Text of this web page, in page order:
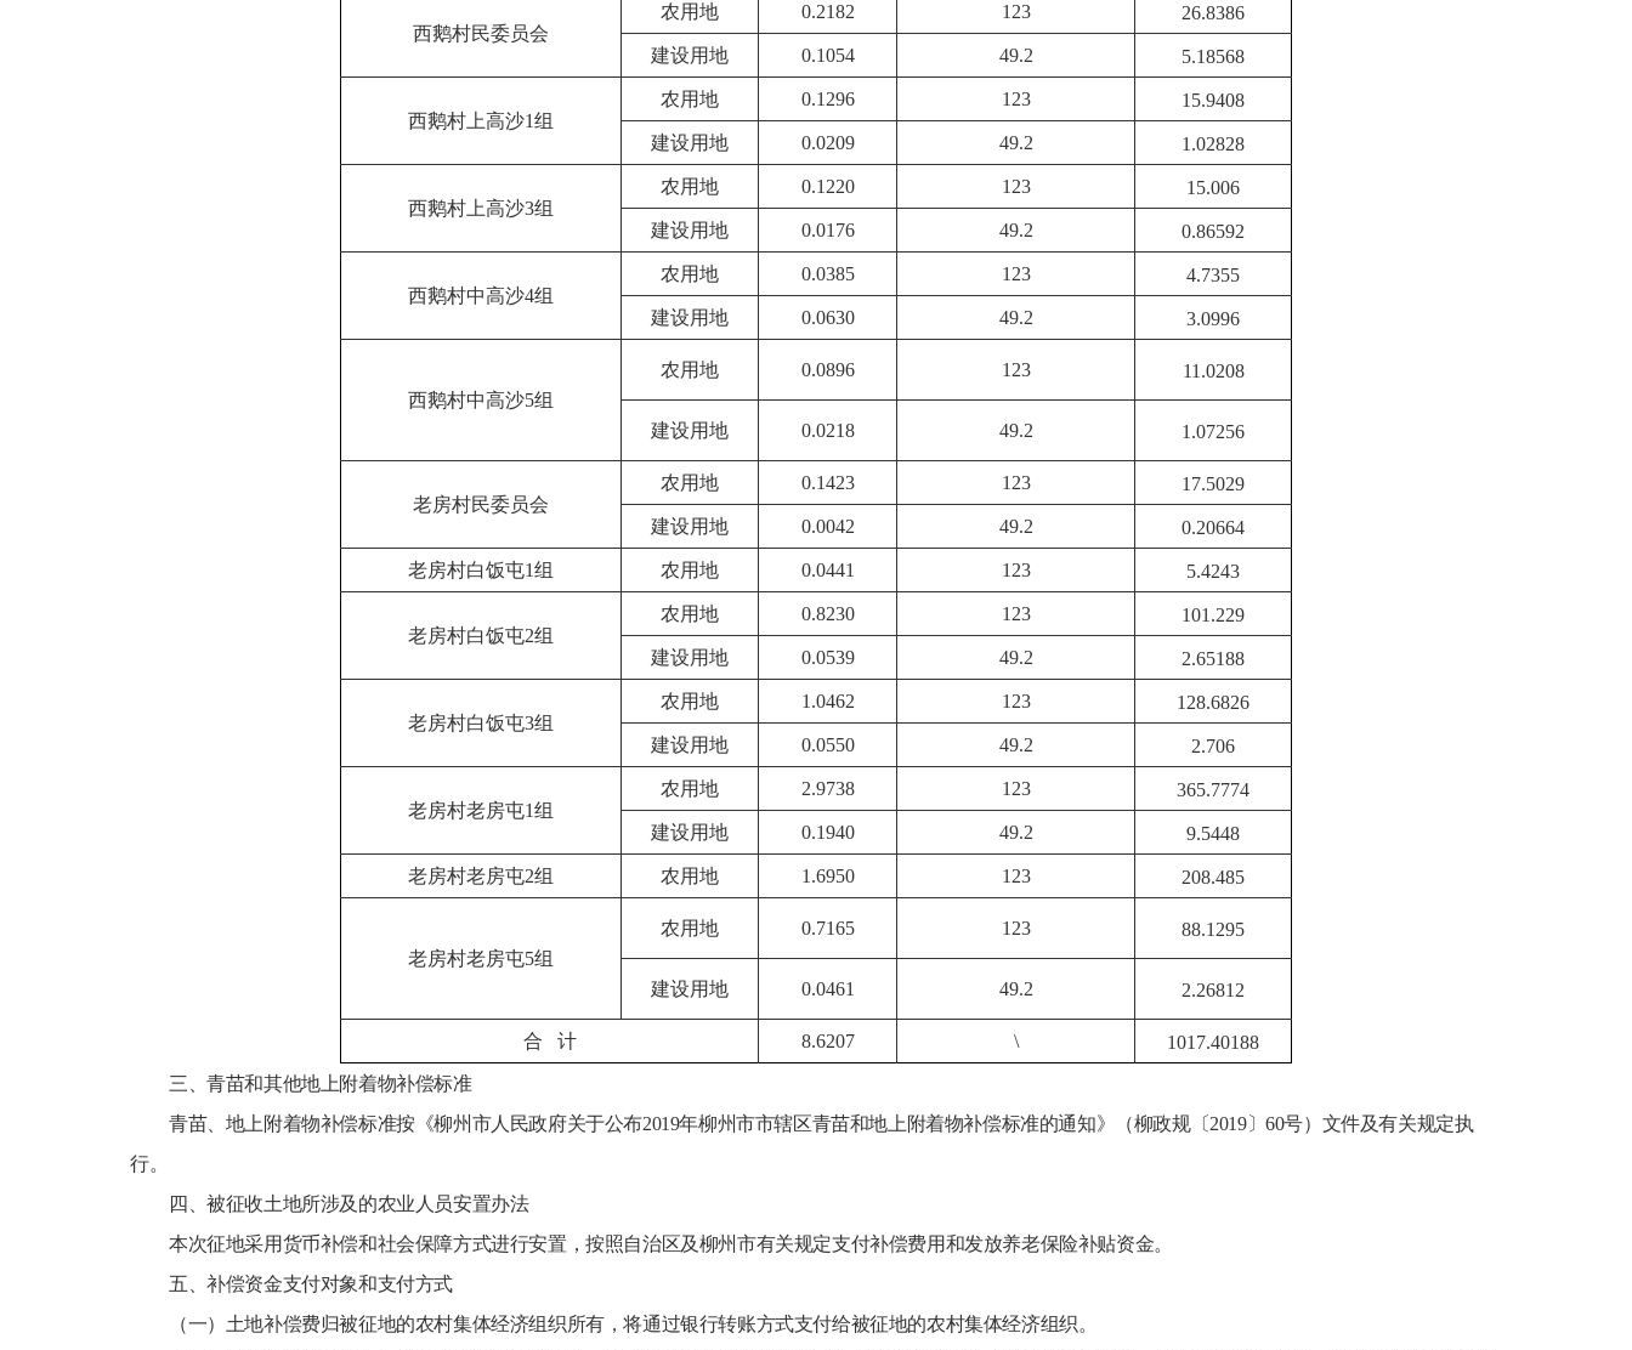
西鹅村民委员会
农用地 0.2182 123 26.8386
建设用地 0.1054 49.2 5.18568
西鹅村上高沙1组
农用地 0.1296 123 15.9408
建设用地 0.0209 49.2 1.02828
西鹅村上高沙3组
农用地 0.1220 123 15.006
建设用地 0.0176 49.2 0.86592
西鹅村中高沙4组
农用地 0.0385 123 4.7355
建设用地 0.0630 49.2 3.0996
西鹅村中高沙5组
农用地 0.0896 123 11.0208
建设用地 0.0218 49.2 1.07256
老房村民委员会
农用地 0.1423 123 17.5029
建设用地 0.0042 49.2 0.20664
老房村白饭屯1组 农用地 0.0441 123 5.4243
老房村白饭屯2组
农用地 0.8230 123 101.229
建设用地 0.0539 49.2 2.65188
老房村白饭屯3组
农用地 1.0462 123 128.6826
建设用地 0.0550 49.2 2.706
老房村老房屯1组
农用地 2.9738 123 365.7774
建设用地 0.1940 49.2 9.5448
老房村老房屯2组 农用地 1.6950 123 208.485
老房村老房屯5组
农用地 0.7165 123 88.1295
建设用地 0.0461 49.2 2.26812
合 计 8.6207 \ 1017.40188
三、青苗和其他地上附着物补偿标准
青苗、地上附着物补偿标准按《柳州市人民政府关于公布2019年柳州市市辖区青苗和地上附着物补偿标准的通知》（柳政规〔2019〕60号）文件及有关规定执
行。
四、被征收土地所涉及的农业人员安置办法
本次征地采用货币补偿和社会保障方式进行安置，按照自治区及柳州市有关规定支付补偿费用和发放养老保险补贴资金。
五、补偿资金支付对象和支付方式
（一）土地补偿费归被征地的农村集体经济组织所有，将通过银行转账方式支付给被征地的农村集体经济组织。